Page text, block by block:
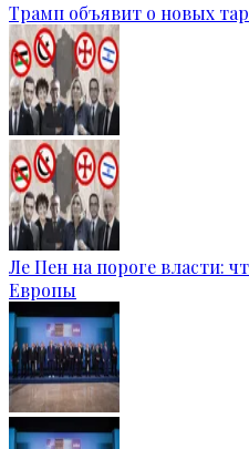
Трамп объявит о новых
Ле Пен на пороге власти:
Европы